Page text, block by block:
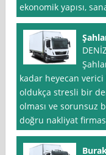
ekonomik yapısı,
kadar heyecan
oldukça stresli bir
olması ve sorunsuz
doğru nakliyat